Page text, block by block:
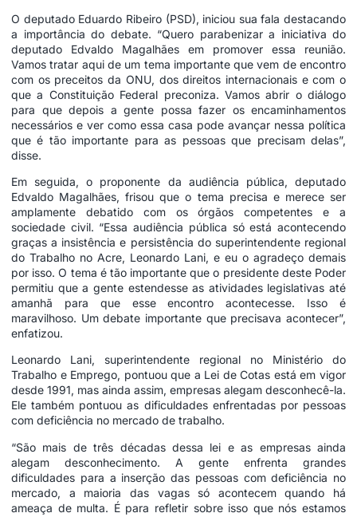
O deputado Eduardo Ribeiro (PSD), iniciou sua fala destacando
a importância do debate. “Quero parabenizar a iniciativa do
deputado Edvaldo Magalhães em promover essa reunião.
Vamos tratar aqui de um tema importante que vem de encontro
com os preceitos da ONU, dos direitos internacionais e com o
que a Constituição Federal preconiza. Vamos abrir o diálogo
para que depois a gente possa fazer os encaminhamentos
necessários e ver como essa casa pode avançar nessa política
que é tão importante para as pessoas que precisam delas”,
disse.
Em seguida, o proponente da audiência pública, deputado
Edvaldo Magalhães, frisou que o tema precisa e merece ser
amplamente debatido com os órgãos competentes e a
sociedade civil. “Essa audiência pública só está acontecendo
graças a insistência e persistência do superintendente regional
do Trabalho no Acre, Leonardo Lani, e eu o agradeço demais
por isso. O tema é tão importante que o presidente deste Poder
permitiu que a gente estendesse as atividades legislativas até
amanhã para que esse encontro acontecesse. Isso é
maravilhoso. Um debate importante que precisava acontecer”,
enfatizou.
Leonardo Lani, superintendente regional no Ministério do
Trabalho e Emprego, pontuou que a Lei de Cotas está em vigor
desde 1991, mas ainda assim, empresas alegam desconhecê-la.
Ele também pontuou as dificuldades enfrentadas por pessoas
com deficiência no mercado de trabalho.
“São mais de três décadas dessa lei e as empresas ainda
alegam desconhecimento. A gente enfrenta grandes
dificuldades para a inserção das pessoas com deficiência no
mercado, a maioria das vagas só acontecem quando há
ameaça de multa. É para refletir sobre isso que nós estamos